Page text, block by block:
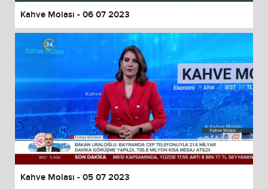
Kahve Molası - 06 07 2023
Kahve Molası - 05 07 2023